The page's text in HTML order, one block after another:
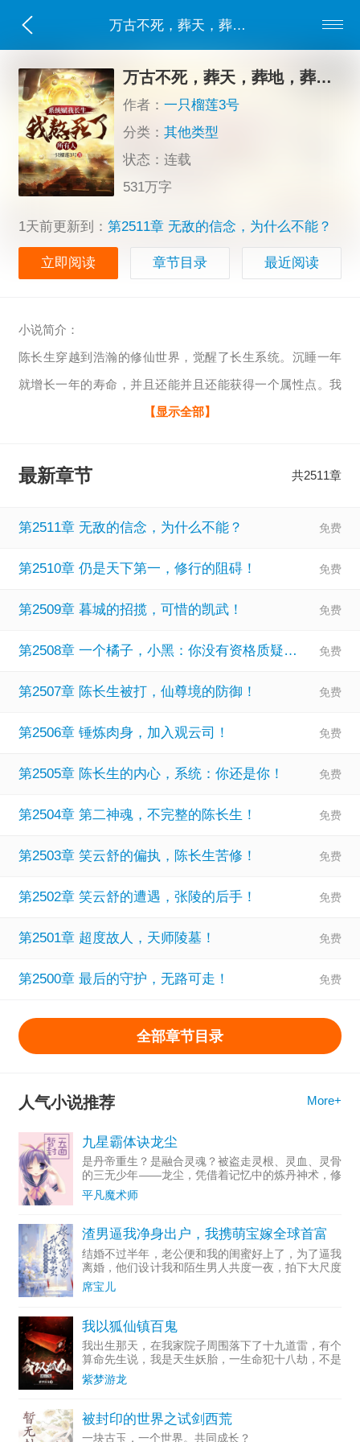
万古不死，葬天，葬地，葬众生念慈陈长生
万古不死，葬天，葬地，葬众生念慈陈长生
作者：一只榴莲3号
分类：其他类型
状态：连载
531万字
1天前更新到： 第2511章 无敌的信念，为什么不能？
立即阅读 章节目录 最近阅读
小说简介：
陈长生穿越到浩瀚的修仙世界，觉醒了长生系统。沉睡一年
就增长一年的寿命，并且还能并且还能获得一个属性点。我
陈长生对打打杀杀没有兴趣，我只想好好的睡觉，顺便给人
年，昔日的皇朝已经不在。沉睡千年，随手中下的花朵，已
变成了一方妖帝。“你挖了我王家的祖坟，我们王家和你不共
【显示全部】
最新章节 共2511章
第2511章 无敌的信念，为什么不能？
第2510章 仍是天下第一，修行的阻碍！
第2509章 暮城的招揽，可惜的凯武！
第2508章 一个橘子，小黑：你没有资格质疑他！
第2507章 陈长生被打，仙尊境的防御！
第2506章 锤炼肉身，加入观云司！
第2505章 陈长生的内心，系统：你还是你！
第2504章 第二神魂，不完整的陈长生！
第2503章 笑云舒的偏执，陈长生苦修！
第2502章 笑云舒的遭遇，张陵的后手！
第2501章 超度故人，天师陵墓！
第2500章 最后的守护，无路可走！
全部章节目录
人气小说推荐 More+
九星霸体诀龙尘
是丹帝重生？是融合灵魂？被盗走灵根、灵血、灵骨
的三无少年——龙尘，凭借着记忆中的炼丹神术，修
行神秘功法九星霸体诀，拨开重重迷雾，解开惊天之
局。手掌天地乾坤，脚踏日月星辰，勾搭各色美女，
平凡魔术师
渣男逼我净身出户，我携萌宝嫁全球首富
结婚不过半年，老公便和我的闺蜜好上了，为了逼我
离婚，他们设计我和陌生男人共度一夜，拍下大尺度
照片放在网上拍卖，我被迫净身出户，屈辱离开这座
城市。四年后，我带着意外怀上的孩子回国，宝贝儿
席宝儿
我以狐仙镇百鬼
我出生那天，在我家院子周围落下了十九道雷，有个
算命先生说，我是天生妖胎，一生命犯十八劫，不是
别人死就是我死，结果那算命先生在我出生第一天就
应了我的劫，抱着我刚出了村口就突然暴毙！
紫梦游龙
被封印的世界之试剑西荒
一块古玉，一个世界。共同成长？